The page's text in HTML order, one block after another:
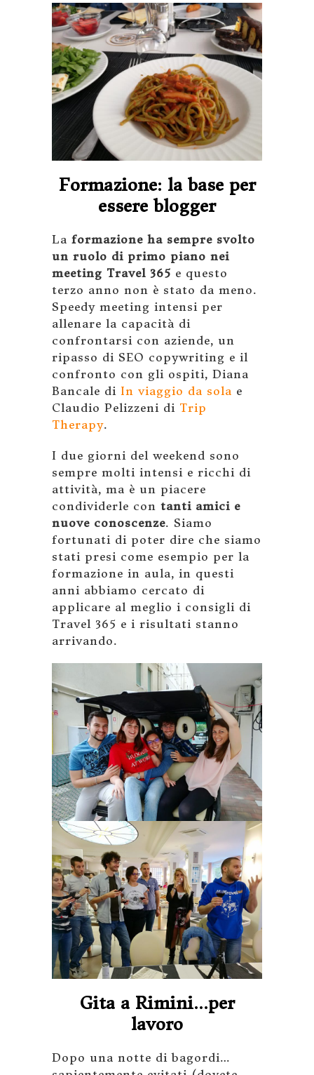
Formazione: la base per
essere blogger
La formazione ha sempre svolto
un ruolo di primo piano nei
meeting Travel 365 e questo
terzo anno non è stato da meno.
Speedy meeting intensi per
allenare la capacità di
confrontarsi con aziende, un
ripasso di SEO copywriting e il
confronto con gli ospiti, Diana
Bancale di In viaggio da sola e
Claudio Pelizzeni di Trip
Therapy.
I due giorni del weekend sono
sempre molti intensi e ricchi di
attività, ma è un piacere
condividerle con tanti amici e
nuove conoscenze. Siamo
fortunati di poter dire che siamo
stati presi come esempio per la
formazione in aula, in questi
anni abbiamo cercato di
applicare al meglio i consigli di
Travel 365 e i risultati stanno
arrivando.
Gita a Rimini…per
lavoro
Dopo una notte di bagordi…